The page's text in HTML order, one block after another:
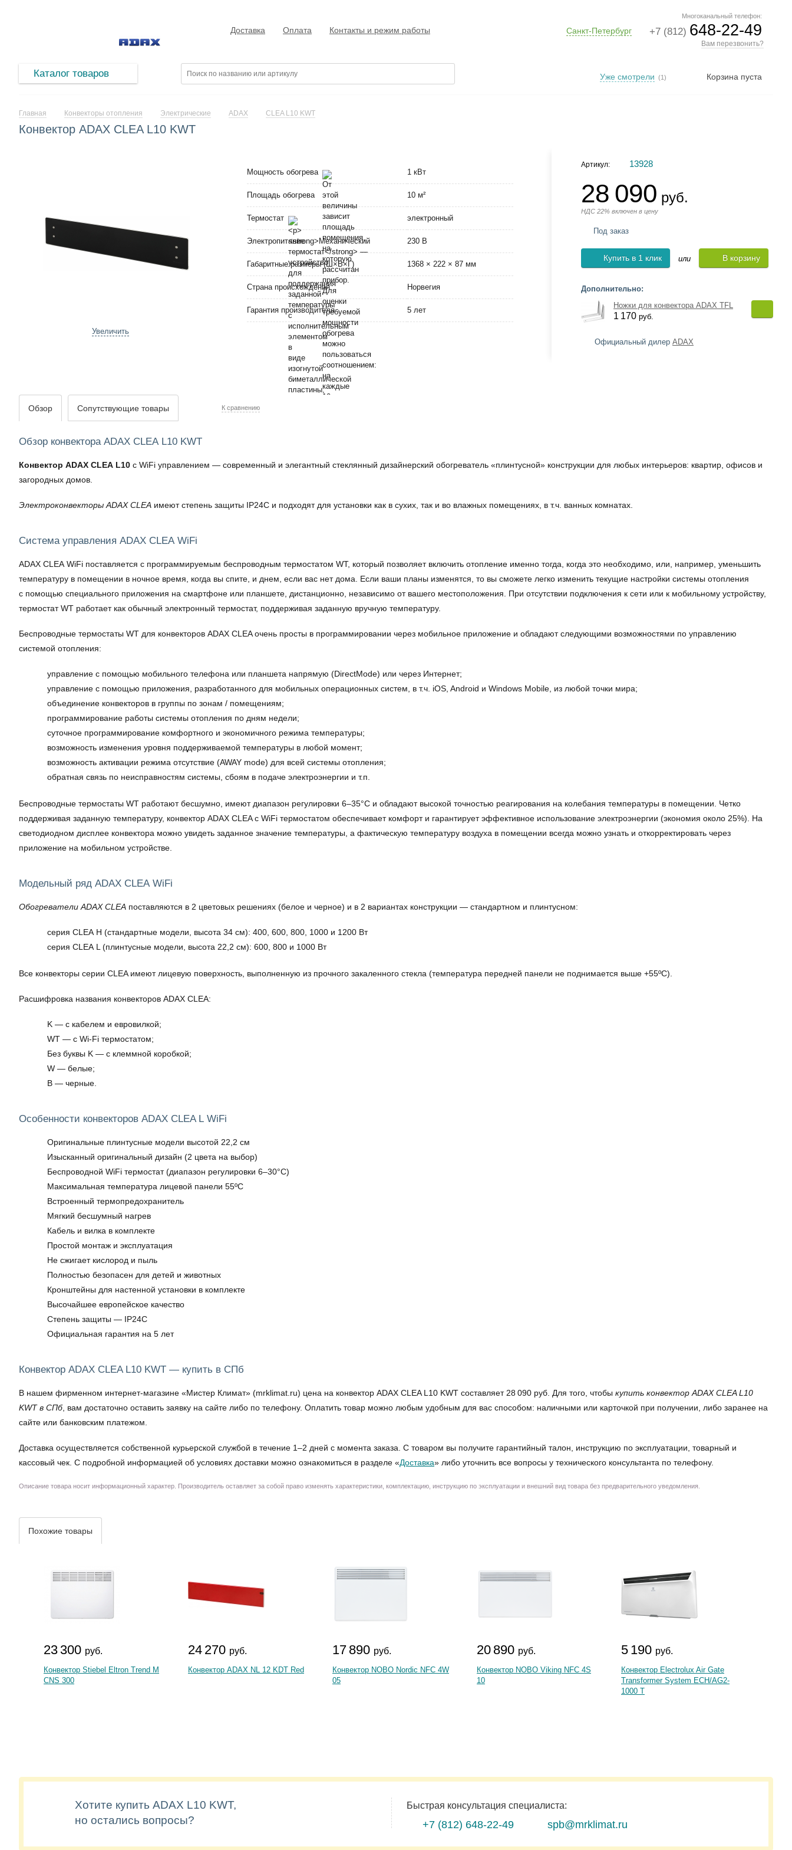
Многоканальный телефон:
+7 (812) 648-22-49
Вам перезвонить?
Санкт-Петербург
Доставка Оплата Контакты и режим работы
Каталог товаров Корзина пуста
Уже смотрели (1)
Главная Конвекторы отопления Электрические ADAX CLEA L10 KWT
Конвектор ADAX CLEA L10 KWT
Увеличить
Мощность обогрева 1 кВт
Площадь обогрева 10 м²
Термостат электронный
Электропитание 230 В
Габаритные размеры (Ш×В×Г) 1368 × 222 × 87 мм
Страна происхождения Норвегия
Гарантия производителя 5 лет
Артикул: 13928
28 090 руб.
НДС 22% включен в цену
Под заказ
Купить в 1 клик или В корзину
Дополнительно:
Ножки для конвектора ADAX TFL
1 170 руб.
Официальный дилер ADAX
Обзор Сопутствующие товары К сравнению
Обзор конвектора ADAX CLEA L10 KWT
Конвектор ADAX CLEA L10 с WiFi управлением — современный и элегантный стеклянный дизайнерский обогреватель «плинтусной» конструкции для любых интерьеров: квартир, офисов и
загородных домов.
Электроконвекторы ADAX CLEA имеют степень защиты IP24C и подходят для установки как в сухих, так и во влажных помещениях, в т.ч. ванных комнатах.
Система управления ADAX CLEA WiFi
ADAX CLEA WiFi поставляется с программируемым беспроводным термостатом WT, который позволяет включить отопление именно тогда, когда это необходимо, или, например, уменьшить
температуру в помещении в ночное время, когда вы спите, и днем, если вас нет дома. Если ваши планы изменятся, то вы сможете легко изменить текущие настройки системы отопления
с помощью специального приложения на смартфоне или планшете, дистанционно, независимо от вашего местоположения. При отсутствии подключения к сети или к мобильному устройству,
термостат WT работает как обычный электронный термостат, поддерживая заданную вручную температуру.
Беспроводные термостаты WT для конвекторов ADAX CLEA очень просты в программировании через мобильное приложение и обладают следующими возможностями по управлению
системой отопления:
управление с помощью мобильного телефона или планшета напрямую (DirectMode) или через Интернет;
управление с помощью приложения, разработанного для мобильных операционных систем, в т.ч. iOS, Android и Windows Mobile, из любой точки мира;
объединение конвекторов в группы по зонам / помещениям;
программирование работы системы отопления по дням недели;
суточное программирование комфортного и экономичного режима температуры;
возможность изменения уровня поддерживаемой температуры в любой момент;
возможность активации режима отсутствие (AWAY mode) для всей системы отопления;
обратная связь по неисправностям системы, сбоям в подаче электроэнергии и т.п.
Беспроводные термостаты WT работают бесшумно, имеют диапазон регулировки 6–35°С и обладают высокой точностью реагирования на колебания температуры в помещении. Четко
поддерживая заданную температуру, конвектор ADAX CLEA с WiFi термостатом обеспечивает комфорт и гарантирует эффективное использование электроэнергии (экономия около 25%). На
светодиодном дисплее конвектора можно увидеть заданное значение температуры, а фактическую температуру воздуха в помещении всегда можно узнать и откорректировать через
приложение на мобильном устройстве.
Модельный ряд ADAX CLEA WiFi
Обогреватели ADAX CLEA поставляются в 2 цветовых решениях (белое и черное) и в 2 вариантах конструкции — стандартном и плинтусном:
серия CLEA H (стандартные модели, высота 34 см): 400, 600, 800, 1000 и 1200 Вт
серия CLEA L (плинтусные модели, высота 22,2 см): 600, 800 и 1000 Вт
Все конвекторы серии CLEA имеют лицевую поверхность, выполненную из прочного закаленного стекла (температура передней панели не поднимается выше +55ºC).
Расшифровка названия конвекторов ADAX CLEA:
K — с кабелем и евровилкой;
WT — с Wi-Fi термостатом;
Без буквы K — с клеммной коробкой;
W — белые;
B — черные.
Особенности конвекторов ADAX CLEA L WiFi
Оригинальные плинтусные модели высотой 22,2 см
Изысканный оригинальный дизайн (2 цвета на выбор)
Беспроводной WiFi термостат (диапазон регулировки 6–30°C)
Максимальная температура лицевой панели 55ºC
Встроенный термопредохранитель
Мягкий бесшумный нагрев
Кабель и вилка в комплекте
Простой монтаж и эксплуатация
Не сжигает кислород и пыль
Полностью безопасен для детей и животных
Кронштейны для настенной установки в комплекте
Высочайшее европейское качество
Степень защиты — IP24C
Официальная гарантия на 5 лет
Конвектор ADAX CLEA L10 KWT — купить в СПб
В нашем фирменном интернет-магазине «Мистер Климат» (mrklimat.ru) цена на конвектор ADAX CLEA L10 KWT составляет 28 090 руб. Для того, чтобы купить конвектор ADAX CLEA L10
KWT в СПб, вам достаточно оставить заявку на сайте либо по телефону. Оплатить товар можно любым удобным для вас способом: наличными или карточкой при получении, либо заранее на
сайте или банковским платежом.
Доставка осуществляется собственной курьерской службой в течение 1–2 дней с момента заказа. С товаром вы получите гарантийный талон, инструкцию по эксплуатации, товарный и
кассовый чек. С подробной информацией об условиях доставки можно ознакомиться в разделе «Доставка» либо уточнить все вопросы у технического консультанта по телефону.
Описание товара носит информационный характер. Производитель оставляет за собой право изменять характеристики, комплектацию, инструкцию по эксплуатации и внешний вид товара без предварительного уведомления.
Похожие товары
23 300 руб.
Конвектор Stiebel Eltron Trend M
CNS 300
24 270 руб.
Конвектор ADAX NL 12 KDT Red
17 890 руб.
Конвектор NOBO Nordic NFC 4W
05
20 890 руб.
Конвектор NOBO Viking NFC 4S
10
5 190 руб.
Конвектор Electrolux Air Gate
Transformer System ECH/AG2-
1000 T
Хотите купить ADAX L10 KWT,
но остались вопросы?
Быстрая консультация специалиста:
+7 (812) 648-22-49 spb@mrklimat.ru